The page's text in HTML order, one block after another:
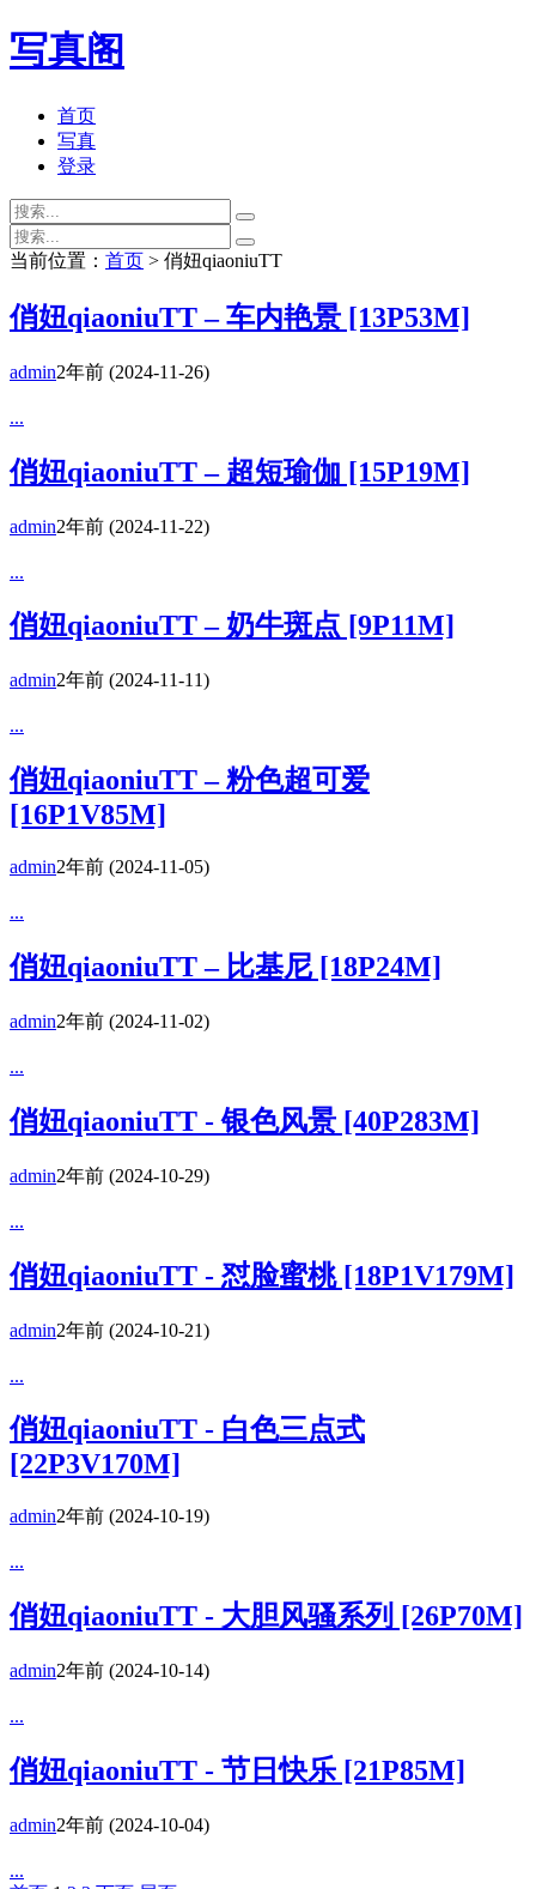
写真阁
首页
写真
登录
当前位置： 首页 > 俏妞qiaoniuTT
俏妞qiaoniuTT – 车内艳景 [13P53M]
admin2年前 (2024-11-26)
...
俏妞qiaoniuTT – 超短瑜伽 [15P19M]
admin2年前 (2024-11-22)
...
俏妞qiaoniuTT – 奶牛斑点 [9P11M]
admin2年前 (2024-11-11)
...
俏妞qiaoniuTT – 粉色超可爱
[16P1V85M]
admin2年前 (2024-11-05)
...
俏妞qiaoniuTT – 比基尼 [18P24M]
admin2年前 (2024-11-02)
...
俏妞qiaoniuTT - 银色风景 [40P283M]
admin2年前 (2024-10-29)
...
俏妞qiaoniuTT - 怼脸蜜桃 [18P1V179M]
admin2年前 (2024-10-21)
...
俏妞qiaoniuTT - 白色三点式
[22P3V170M]
admin2年前 (2024-10-19)
...
俏妞qiaoniuTT - 大胆风骚系列 [26P70M]
admin2年前 (2024-10-14)
...
俏妞qiaoniuTT - 节日快乐 [21P85M]
admin2年前 (2024-10-04)
...